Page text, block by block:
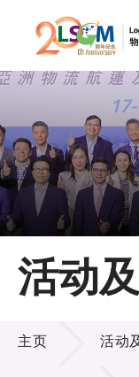
跳到内
主页
关于LSCM
技术商品化
活动
活动及消息
主页 活动